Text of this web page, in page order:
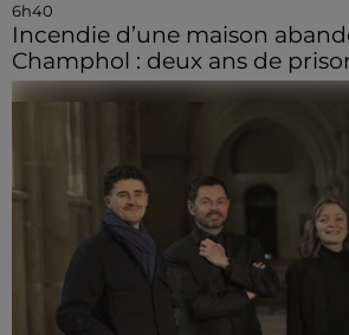
6h40
Incendie d’une maison
Champhol : deux ans de